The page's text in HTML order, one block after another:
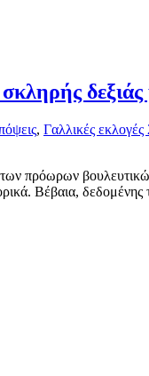
δεξιάς
, Γαλλικές εκλογές
πρόωρων
Βέβαια, δεδομένης